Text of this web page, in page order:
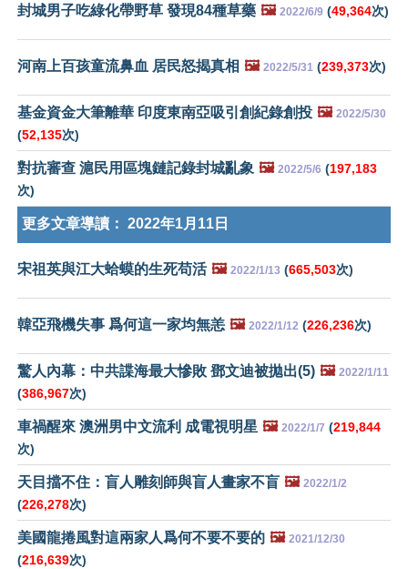
封城男子吃綠化帶野草 發現84種草藥 🖼️ 2022/6/9 (49,364次)
河南上百孩童流鼻血 居民怒揭真相 🖼️ 2022/5/31 (239,373次)
基金資金大筆離華 印度東南亞吸引創紀錄創投 🖼️ 2022/5/30
(52,135次)
對抗審查 滬民用區塊鏈記錄封城亂象 🖼️ 2022/5/6 (197,183
次)
更多文章導讀： 2022年1月11日
宋祖英與江大蛤蟆的生死苟活 🖼️ 2022/1/13 (665,503次)
韓亞飛機失事 爲何這一家均無恙 🖼️ 2022/1/12 (226,236次)
驚人內幕：中共諜海最大慘敗 鄧文迪被拋出(5) 🖼️ 2022/1/11
(386,967次)
車禍醒來 澳洲男中文流利 成電視明星 🖼️ 2022/1/7 (219,844
次)
天目擋不住：盲人雕刻師與盲人畫家不盲 🖼️ 2022/1/2
(226,278次)
美國龍捲風對這兩家人爲何不要不要的 🖼️ 2021/12/30
(216,639次)